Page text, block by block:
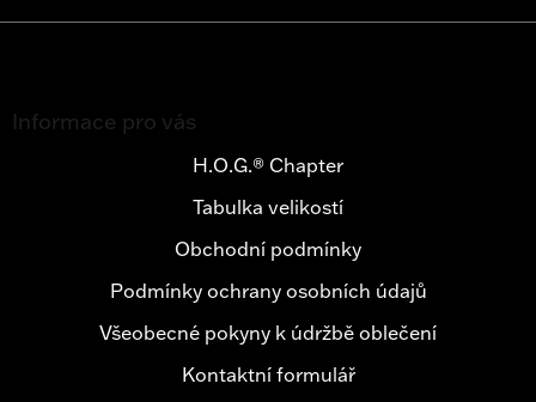
Informace pro vás
H.O.G.® Chapter
Tabulka velikostí
Obchodní podmínky
Podmínky ochrany osobních údajů
Všeobecné pokyny k údržbě oblečení
Kontaktní formulář